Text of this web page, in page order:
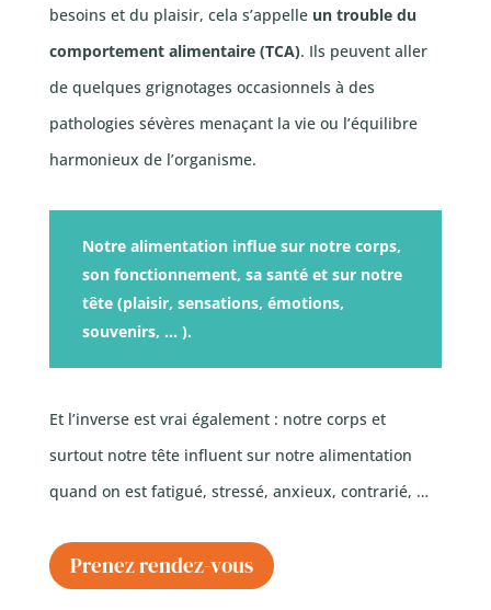
besoins et du plaisir, cela s’appelle un trouble du
comportement alimentaire (TCA). Ils peuvent aller
de quelques grignotages occasionnels à des
pathologies sévères menaçant la vie ou l’équilibre
harmonieux de l’organisme.
Notre alimentation influe sur notre corps,
son fonctionnement, sa santé et sur notre
tête (plaisir, sensations, émotions,
souvenirs, … ).
Et l’inverse est vrai également : notre corps et
surtout notre tête influent sur notre alimentation
quand on est fatigué, stressé, anxieux, contrarié, …
Prenez rendez-vous